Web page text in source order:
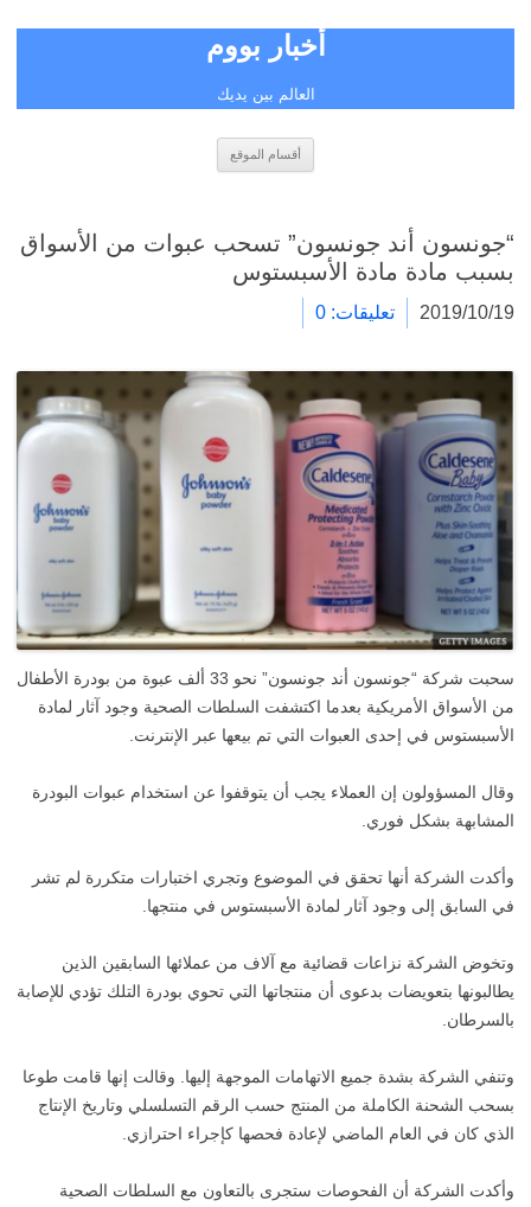
أخبار بووم
العالم بين يديك
أقسام الموقع
“جونسون أند جونسون” تسحب عبوات من الأسواق
بسبب مادة مادة الأسبستوس
2019/10/19 تعليقات: 0
سحبت شركة “جونسون أند جونسون” نحو 33 ألف عبوة من بودرة الأطفال
من الأسواق الأمريكية بعدما اكتشفت السلطات الصحية وجود آثار لمادة
الأسبستوس في إحدى العبوات التي تم بيعها عبر الإنترنت.
وقال المسؤولون إن العملاء يجب أن يتوقفوا عن استخدام عبوات البودرة
المشابهة بشكل فوري.
وأكدت الشركة أنها تحقق في الموضوع وتجري اختبارات متكررة لم تشر
في السابق إلى وجود آثار لمادة الأسبستوس في منتجها.
وتخوض الشركة نزاعات قضائية مع آلاف من عملائها السابقين الذين
يطالبونها بتعويضات بدعوى أن منتجاتها التي تحوي بودرة التلك تؤدي للإصابة
بالسرطان.
وتنفي الشركة بشدة جميع الاتهامات الموجهة إليها. وقالت إنها قامت طوعا
بسحب الشحنة الكاملة من المنتج حسب الرقم التسلسلي وتاريخ الإنتاج
الذي كان في العام الماضي لإعادة فحصها كإجراء احترازي.
وأكدت الشركة أن الفحوصات ستجرى بالتعاون مع السلطات الصحية